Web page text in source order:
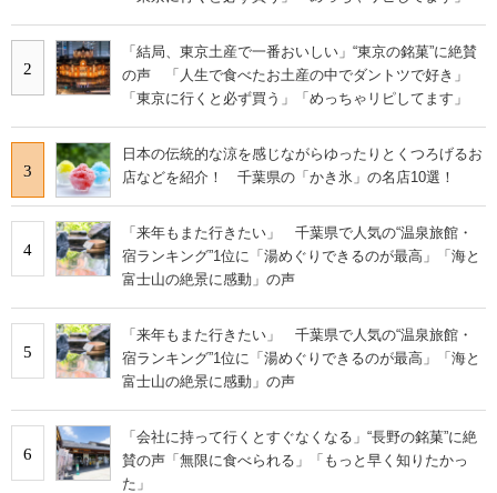
2
「結局、東京土産で一番おいしい」“東京の銘菓”に絶賛
の声 「人生で食べたお土産の中でダントツで好き」
「東京に行くと必ず買う」「めっちゃリピしてます」
3
日本の伝統的な涼を感じながらゆったりとくつろげるお
店などを紹介！ 千葉県の「かき氷」の名店10選！
4
「来年もまた行きたい」 千葉県で人気の“温泉旅館・
宿ランキング”1位に「湯めぐりできるのが最高」「海と
富士山の絶景に感動」の声
5
「来年もまた行きたい」 千葉県で人気の“温泉旅館・
宿ランキング”1位に「湯めぐりできるのが最高」「海と
富士山の絶景に感動」の声
6
「会社に持って行くとすぐなくなる」“長野の銘菓”に絶
賛の声「無限に食べられる」「もっと早く知りたかっ
た」